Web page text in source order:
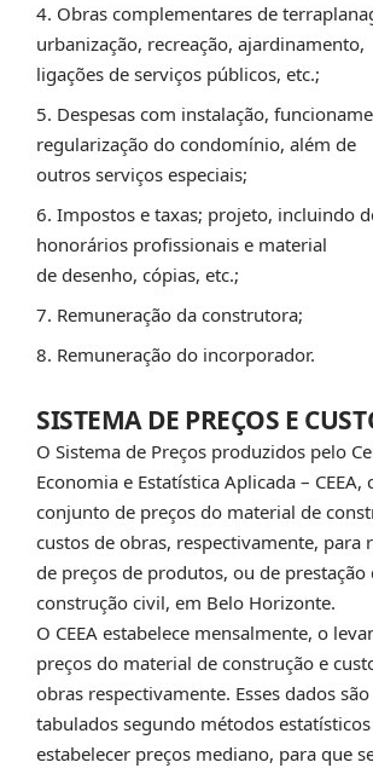
Obras complementares de
urbanização, recreação, ajardinamento,
ligações de serviços públicos, etc.;
Despesas com instalação,
regularização do condomínio, além de
outros serviços especiais;
Impostos e taxas; projeto, incluindo
honorários profissionais e material
de desenho, cópias, etc.;
Remuneração da construtora;
Remuneração do incorporador.
SISTEMA DE PREÇOS E
O Sistema de Preços produzidos pelo
Economia e Estatística Aplicada –
conjunto de preços do material de
custos de obras, respectivamente, para
de preços de produtos, ou de prestação
construção civil, em Belo Horizonte.
O CEEA estabelece mensalmente, o
preços do material de construção e
obras respectivamente. Esses dados
tabulados segundo métodos
estabelecer preços mediano, para que